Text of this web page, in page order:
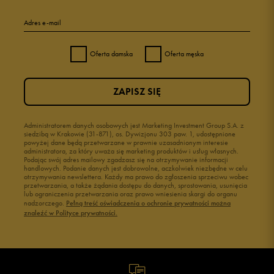
Adres e-mail
Oferta damska Oferta męska
Administratorem danych osobowych jest Marketing Investment Group S.A. z
siedzibą w Krakowie (31-871), os. Dywizjonu 303 paw. 1, udostępnione
powyżej dane będą przetwarzane w prawnie uzasadnionym interesie
administratora, za który uważa się marketing produktów i usług własnych.
Podając swój adres mailowy zgadzasz się na otrzymywanie informacji
handlowych. Podanie danych jest dobrowolne, aczkolwiek niezbędne w celu
otrzymywania newslettera. Każdy ma prawo do zgłoszenia sprzeciwu wobec
przetwarzania, a także żądania dostępu do danych, sprostowania, usunięcia
lub ograniczenia przetwarzania oraz prawo wniesienia skargi do organu
nadzorczego. Pełną treść oświadczenia o ochronie prywatności można
znaleźć w Polityce prywatności.
ZAPISZ SIĘ